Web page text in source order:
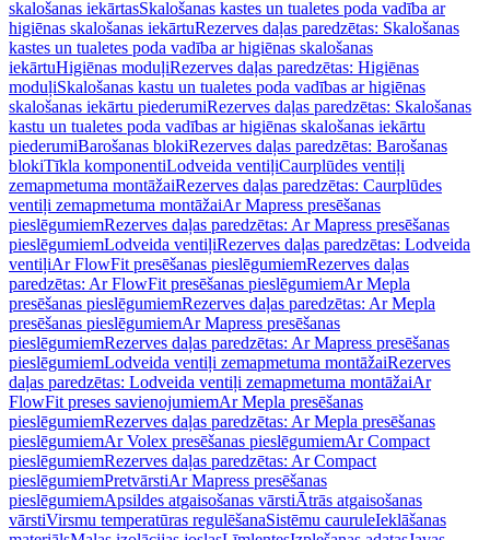
skalošanas iekārtasSkalošanas kastes un tualetes poda vadība ar
higiēnas skalošanas iekārtuRezerves daļas paredzētas: Skalošanas
kastes un tualetes poda vadība ar higiēnas skalošanas
iekārtuHigiēnas moduļiRezerves daļas paredzētas: Higiēnas
moduļiSkalošanas kastu un tualetes poda vadības ar higiēnas
skalošanas iekārtu piederumiRezerves daļas paredzētas: Skalošanas
kastu un tualetes poda vadības ar higiēnas skalošanas iekārtu
piederumiBarošanas blokiRezerves daļas paredzētas: Barošanas
blokiTīkla komponentiLodveida ventiļiCaurplūdes ventiļi
zemapmetuma montāžaiRezerves daļas paredzētas: Caurplūdes
ventiļi zemapmetuma montāžaiAr Mapress presēšanas
pieslēgumiemRezerves daļas paredzētas: Ar Mapress presēšanas
pieslēgumiemLodveida ventiļiRezerves daļas paredzētas: Lodveida
ventiļiAr FlowFit presēšanas pieslēgumiemRezerves daļas
paredzētas: Ar FlowFit presēšanas pieslēgumiemAr Mepla
presēšanas pieslēgumiemRezerves daļas paredzētas: Ar Mepla
presēšanas pieslēgumiemAr Mapress presēšanas
pieslēgumiemRezerves daļas paredzētas: Ar Mapress presēšanas
pieslēgumiemLodveida ventiļi zemapmetuma montāžaiRezerves
daļas paredzētas: Lodveida ventiļi zemapmetuma montāžaiAr
FlowFit preses savienojumiemAr Mepla presēšanas
pieslēgumiemRezerves daļas paredzētas: Ar Mepla presēšanas
pieslēgumiemAr Volex presēšanas pieslēgumiemAr Compact
pieslēgumiemRezerves daļas paredzētas: Ar Compact
pieslēgumiemPretvārstiAr Mapress presēšanas
pieslēgumiemApsildes atgaisošanas vārstiĀtrās atgaisošanas
vārstiVirsmu temperatūras regulēšanaSistēmu cauruleIeklāšanas